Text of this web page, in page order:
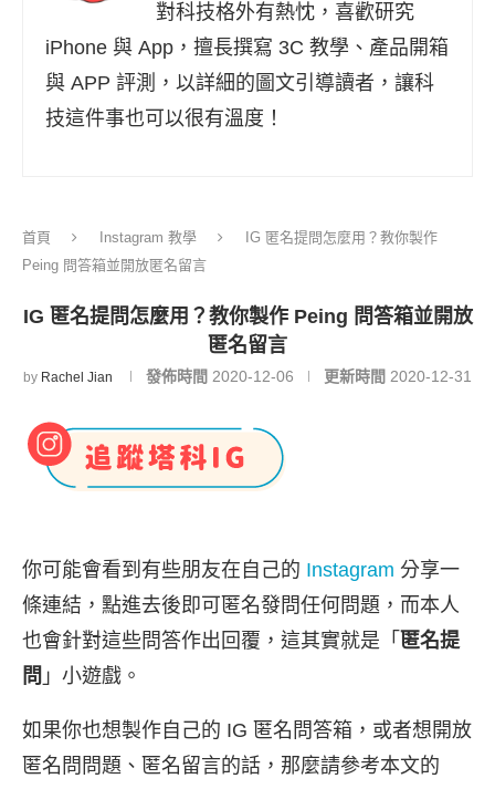
對科技格外有熱忱，喜歡研究
iPhone 與 App，擅長撰寫 3C 教學、產品開箱
與 APP 評測，以詳細的圖文引導讀者，讓科
技這件事也可以很有溫度！
首頁 Instagram 教學
IG 匿名提問怎麼用？教你製作
Peing 問答箱並開放匿名留言
IG 匿名提問怎麼用？教你製作 Peing 問答箱並開放
匿名留言
by Rachel Jian 發佈時間 2020-12-06 更新時間 2020-12-31
你可能會看到有些朋友在自己的 Instagram 分享一
條連結，點進去後即可匿名發問任何問題，而本人
也會針對這些問答作出回覆，這其實就是「 匿名提
問 」小遊戲。
如果你也想製作自己的 IG 匿名問答箱，或者想開放
匿名問問題、匿名留言的話，那麼請參考本文的